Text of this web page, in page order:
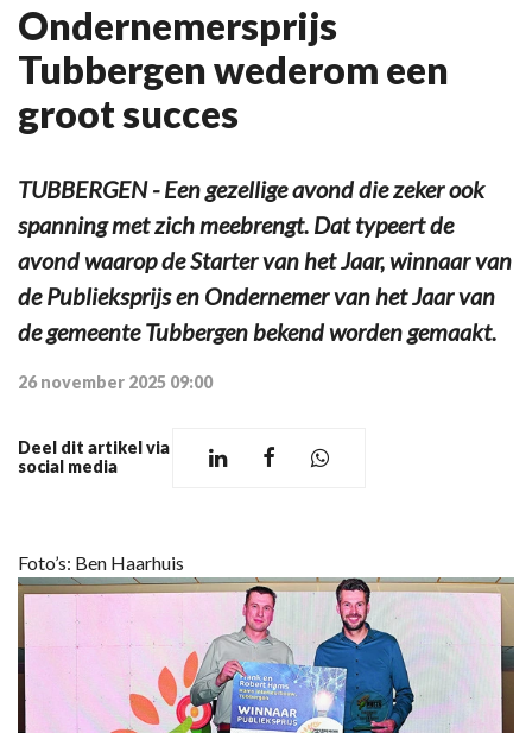
Ondernemersprijs
Tubbergen wederom een
groot succes
TUBBERGEN - Een gezellige avond die zeker ook
spanning met zich meebrengt. Dat typeert de
avond waarop de Starter van het Jaar, winnaar van
de Publieksprijs en Ondernemer van het Jaar van
de gemeente Tubbergen bekend worden gemaakt.
26 november 2025 09:00
Deel dit artikel via
social media
Foto’s: Ben Haarhuis